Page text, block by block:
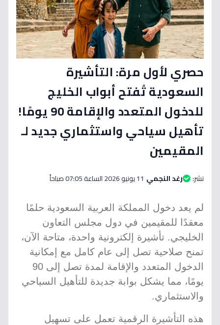
حصري لأول مرة: التأشيرة
السعودية تُفتح أبواب الخليج
للدخول المتعدد والإقامة 90 يومًا!
تأهيل سياحي واستثماري جديد لـ
المقيمين
نشر: رغد النجمي 11 يونيو 2026 الساعة 07:05 صباحاً
لم يعد دخول المملكة العربية السعودية حلمًا
معقدًا للمقيمين في دول مجلس التعاون
الخليجي. تأشيرة إلكترونية واحدة، متاحة الآن،
تمنح صلاحية تصل إلى عام كامل مع إمكانية
الدخول المتعدد والإقامة لمدة تصل إلى 90
يومًا، مما يشكل بوابة جديدة للتأهيل السياحي
والاستثماري.
هذه التأشيرة الرقمية تعمل على تسهيل